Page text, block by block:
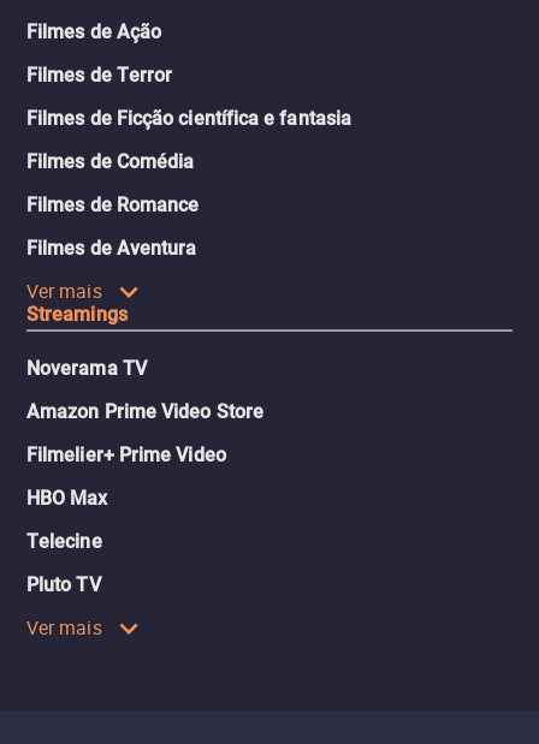
Filmes de Ação
Filmes de Terror
Filmes de Ficção científica e fantasia
Filmes de Comédia
Filmes de Romance
Filmes de Aventura
Ver mais
Streamings
Noverama TV
Amazon Prime Video Store
Filmelier+ Prime Video
HBO Max
Telecine
Pluto TV
Ver mais